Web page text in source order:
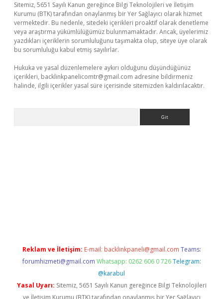
Sitemiz, 5651 Sayılı Kanun gereğince Bilgi Teknolojileri ve İletişim
Kurumu (BTK) tarafından onaylanmış bir Yer Sağlayıcı olarak hizmet
vermektedir. Bu nedenle, sitedeki içerikleri proaktif olarak denetleme
veya araştırma yükümlülüğümüz bulunmamaktadır. Ancak, üyelerimiz
yazdıkları içeriklerin sorumluluğunu taşımakta olup, siteye üye olarak
bu sorumluluğu kabul etmiş sayılırlar.
Hukuka ve yasal düzenlemelere aykırı olduğunu düşündüğünüz
içerikleri, backlinkpanelicomtr@gmail.com adresine bildirmeniz
halinde, ilgili içerikler yasal süre içerisinde sitemizden kaldırılacaktır.
Reklam ve İletişim: E-mail: backlinkpaneli@gmail.com Teams:
forumhizmeti@gmail.com Whatsapp: 0262 606 0 726 Telegram:
@karabul
Yasal Uyarı: Sitemiz, 5651 Sayılı Kanun gereğince Bilgi Teknolojileri
ve İletişim Kurumu (BTK) tarafından onaylanmış bir Yer Sağlayıcı